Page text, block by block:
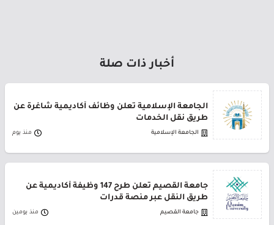
أخبار ذات صلة
الجامعة الإسلامية تعلن وظائف أكاديمية شاغرة عن
طريق نقل الخدمات
الجامعة الإسلامية منذ يوم
جامعة القصيم تعلن طرح 147 وظيفة أكاديمية عن
طريق النقل عبر منصة قدرات
جامعة القصيم منذ يومين